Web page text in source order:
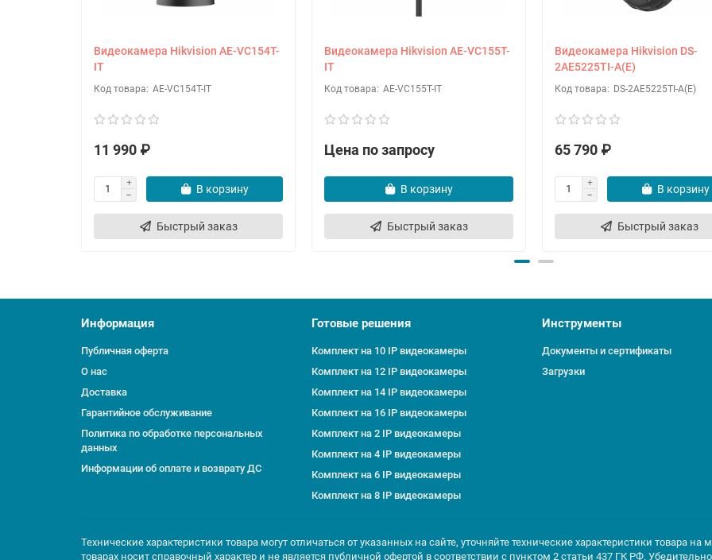
Видеокамера Hikvision AE-VC154T-
IT
AE-VC154T-IT
11 990 ₽
В корзину
Быстрый заказ
Видеокамера Hikvision AE-VC155T-
IT
AE-VC155T-IT
Цена по запросу
В корзину
Быстрый заказ
Видеокамера Hikvision DS-
2AE5225TI-A(E)
DS-2AE5225TI-A(E)
65 790 ₽
В корзину
Быстрый заказ
Информация
Публичная оферта
О нас
Доставка
Гарантийное обслуживание
Политика по обработке персональных
данных
Информации об оплате и возврату ДС
Готовые решения
Комплект на 10 IP видеокамеры
Комплект на 12 IP видеокамеры
Комплект на 14 IP видеокамеры
Комплект на 16 IP видеокамеры
Комплект на 2 IP видеокамеры
Комплект на 4 IP видеокамеры
Комплект на 6 IP видеокамеры
Комплект на 8 IP видеокамеры
Инструменты
Документы и сертификаты
Загрузки
Технические характеристики товара могут отличаться от указанных на сайте, уточняйте технические характеристики товара
товарах носит справочный характер и не является публичной офертой в соответствии с пунктом 2 статьи 437 ГК РФ.